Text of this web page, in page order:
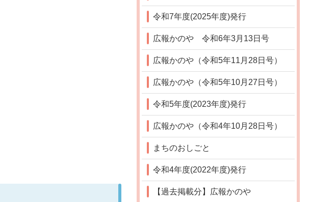
令和7年度(2025年度)発行
広報かのや 令和6年3月13日号
広報かのや（令和5年11月28日号）
広報かのや（令和5年10月27日号）
令和5年度(2023年度)発行
広報かのや（令和4年10月28日号）
まちのおしごと
令和4年度(2022年度)発行
【過去掲載分】広報かのや